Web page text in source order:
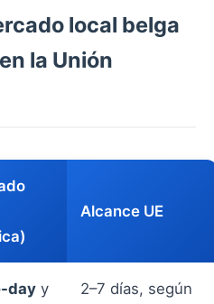
local belga
la Unión
Alcance UE
day y
2–7 días, según